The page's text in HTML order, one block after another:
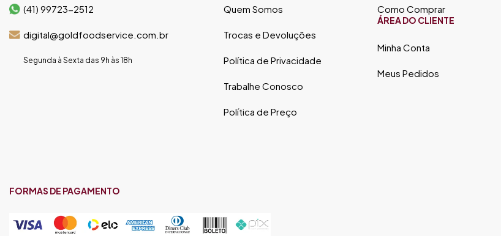
(41) 99723-2512
digital@goldfoodservice.com.br
Segunda à Sexta das 9h às 18h
Quem Somos
Trocas e Devoluções
Política de Privacidade
Trabalhe Conosco
Política de Preço
Como Comprar
ÁREA DO CLIENTE
Minha Conta
Meus Pedidos
FORMAS DE PAGAMENTO